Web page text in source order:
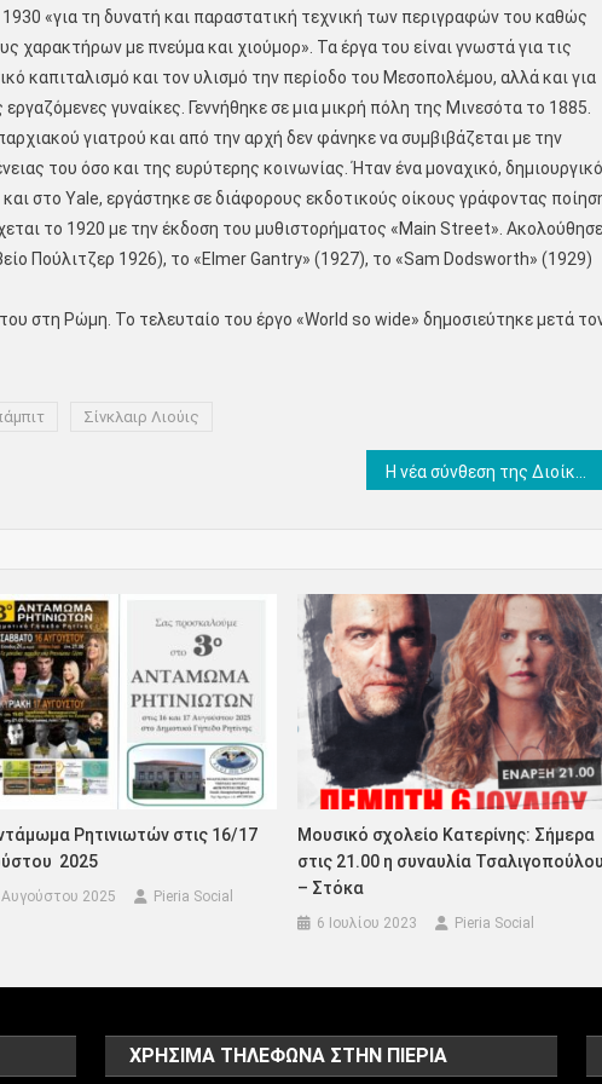
«για τη δυνατή και παραστατική τεχνική των περιγραφών του καθώς
χαρακτήρων με πνεύμα και χιούμορ». Τα έργα του είναι γνωστά για τις
καπιταλισμό και τον υλισμό την περίοδο του Μεσοπολέμου, αλλά και για
γυναίκες. Γεννήθηκε σε μια μικρή πόλη της Μινεσότα το 1885.
γιατρού και από την αρχή δεν φάνηκε να συμβιβάζεται με την
του όσο και της ευρύτερης κοινωνίας. Ήταν ένα μοναχικό, δημιουργικό
στο Yale, εργάστηκε σε διάφορους εκδοτικούς οίκους γράφοντας
το 1920 με την έκδοση του μυθιστορήματος «Main Street». Ακολούθησε
Πούλιτζερ 1926), το «Elmer Gantry» (1927), το «Sam Dodsworth» (1929)
στη Ρώμη. Το τελευταίο του έργο «World so wide» δημοσιεύτηκε μετά
Σίνκλαιρ Λιούις
Ρητινιωτών στις 16/17
2025
2025 Pieria Social
Μουσικό σχολείο Κατερίνης: Σήμερα
στις 21.00 η συναυλία Τσαλιγοπούλου
– Στόκα
6 Ιουλίου 2023 Pieria Social
ΧΡΗΣΙΜΑ ΤΗΛΕΦΩΝΑ ΣΤΗΝ ΠΙΕΡΙΑ